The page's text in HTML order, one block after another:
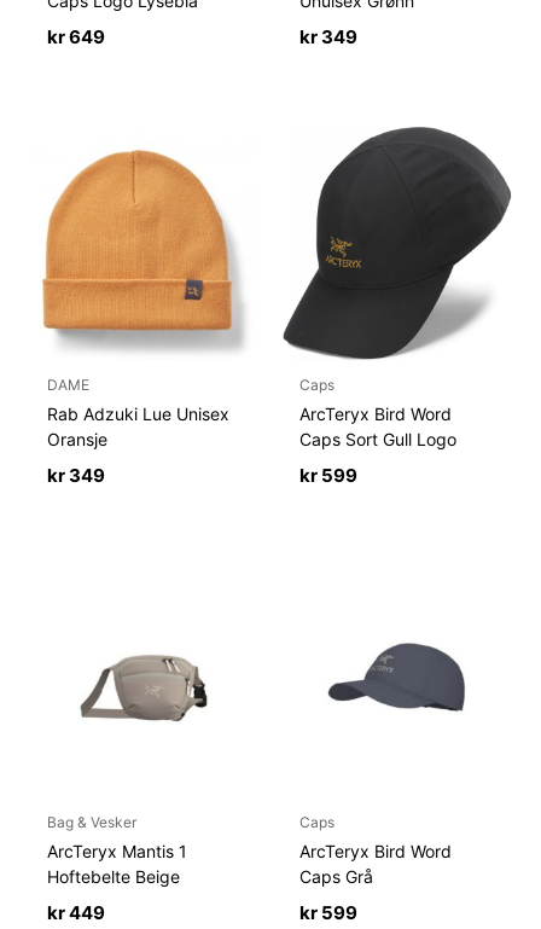
kr649 kr349
DAME
Rab Adzuki Lue Unisex
Oransje
kr349
Caps
ArcTeryx Bird Word
Caps Sort Gull Logo
kr 599
Bag & Vesker
ArcTeryx Mantis 1
Hoftebelte Beige
kr449
Caps
ArcTeryx Bird Word
Caps Grå
kr 599